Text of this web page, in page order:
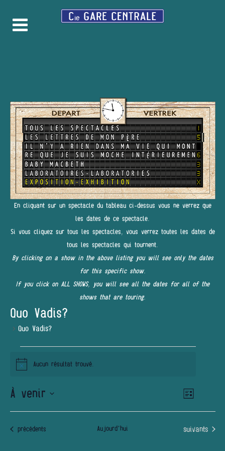
En cliquant sur un spectacle du tableau ci-dessus vous ne verrez que
les dates de ce spectacle.
Si vous cliquez sur tous les spectacles, vous verrez toutes les dates de
tous les spectacles qui tournent.
By clicking on a show in the above listing you will see only the dates
for this specific show.
If you click on ALL SHOWS, you will see all the dates for all of the
shows that are touring.
Quo Vadis?
Quo Vadis?
ÉVÈNEMENTS
Notice
Aucun résultat trouvé.
PAR
vues
Liste
À venir
date.
Évènements
précédents Aujourd’hui Évènements
suivants